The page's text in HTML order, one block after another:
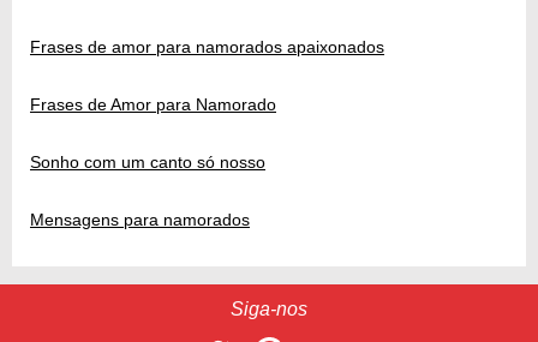
Frases de amor para namorados apaixonados
Frases de Amor para Namorado
Sonho com um canto só nosso
Mensagens para namorados
Siga-nos